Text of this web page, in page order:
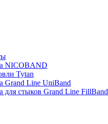
NICOBAND
Tytan
Grand Line UniBand
для стыков Grand Line FillBand